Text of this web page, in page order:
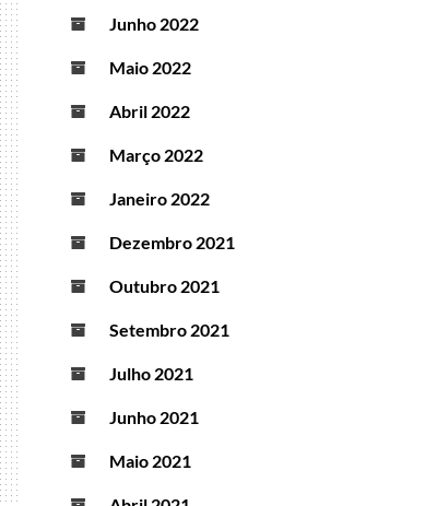
Junho 2022
Maio 2022
Abril 2022
Março 2022
Janeiro 2022
Dezembro 2021
Outubro 2021
Setembro 2021
Julho 2021
Junho 2021
Maio 2021